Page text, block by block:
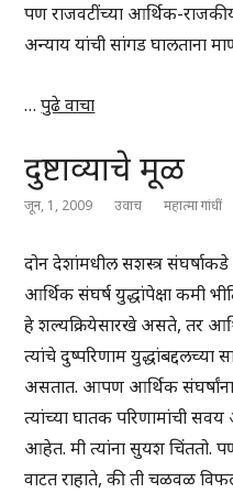
पण राजवटींच्या आर्थिक-
अन्याय यांची सांगड घालताना
…पुढे वाचा
दुष्टाव्याचे मूळ
जून, 1, 2009 उवाच महात्मा गांधीं
दोन देशांमधील सशस्त्र
आर्थिक संघर्ष युद्धांपेक्षा कमी
हे शल्यक्रियेसारखे असते, तर
त्यांचे दुष्परिणाम
असतात. आपण आर्थिक
त्यांच्या घातक परिणामांची
आहेत. मी त्यांना सुयश चिंततो.
वाटत राहाते, की ती चळवळ